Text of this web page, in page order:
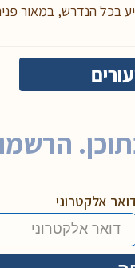
בכל הנדרש, במאור
אלקטרוני